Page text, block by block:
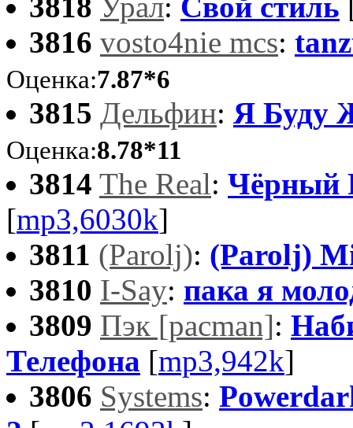
3818 Урал: Свой стиль
3816 vosto4nie mcs:
Оценка:7.87*6
3815 Дельфин: Я Буду
Оценка:8.78*11
3814 The Real: Чёрный
[mp3,6030k]
3811 (Parolj): (Parolj)
3810 I-Say: пака я
3809 Пэк [pacman]:
Телефона [mp3,942k]
3806 Systems: